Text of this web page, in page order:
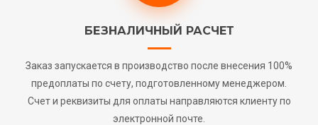
БЕЗНАЛИЧНЫЙ РАСЧЕТ
Заказ запускается в производство после внесения 100%
предоплаты по счету, подготовленному менеджером.
Счет и реквизиты для оплаты направляются клиенту по
электронной почте.